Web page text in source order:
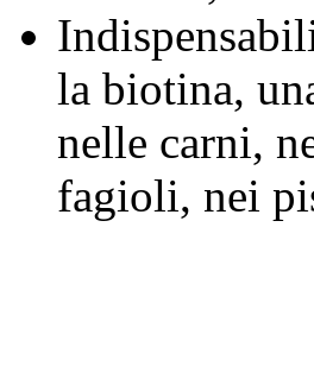
la biotina,
nelle carni,
fagioli, nei